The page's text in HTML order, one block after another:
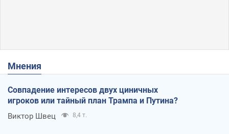
Мнения
Совпадение интересов двух циничных
игроков или тайный план Трампа и Путина?
Виктор Швец 8,4 т.